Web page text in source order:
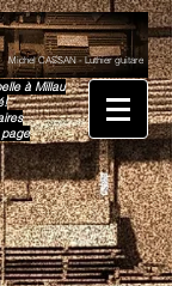
Michel CASSAN - Luthier guitare
à Millau